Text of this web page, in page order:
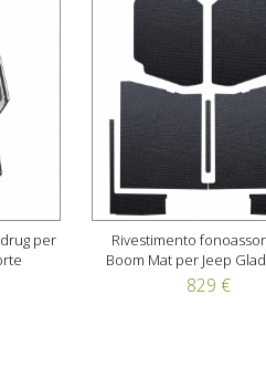
per
Rivestimento
Boom Mat per Jeep
829 €